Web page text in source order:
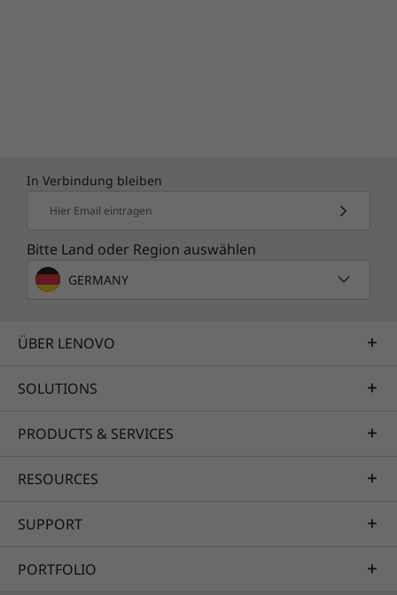
In Verbindung bleiben
Hier Email eintragen
Bitte Land oder Region auswählen
GERMANY
ÜBER LENOVO
SOLUTIONS
PRODUCTS & SERVICES
RESOURCES
SUPPORT
PORTFOLIO